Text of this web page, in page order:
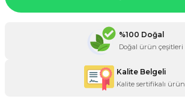
%100 Doğal
Doğal ürün çeşitleri
Kalite Belgeli
Kalite sertifikalı ürün